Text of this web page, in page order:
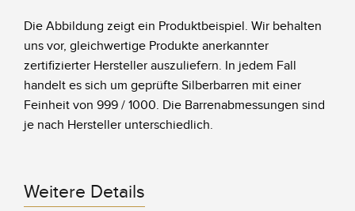
Die Abbildung zeigt ein Produktbeispiel. Wir behalten
uns vor, gleichwertige Produkte anerkannter
zertifizierter Hersteller auszuliefern. In jedem Fall
handelt es sich um geprüfte Silberbarren mit einer
Feinheit von 999 / 1000. Die Barrenabmessungen sind
je nach Hersteller unterschiedlich.
Weitere Details